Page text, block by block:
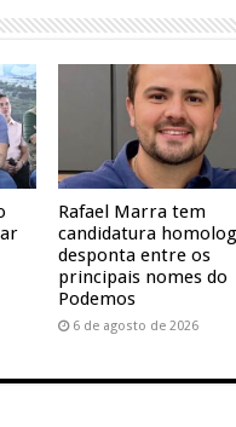
Rafael Marra tem
candidatura
desponta entre os
principais nomes do
Podemos
6 de agosto de 2026